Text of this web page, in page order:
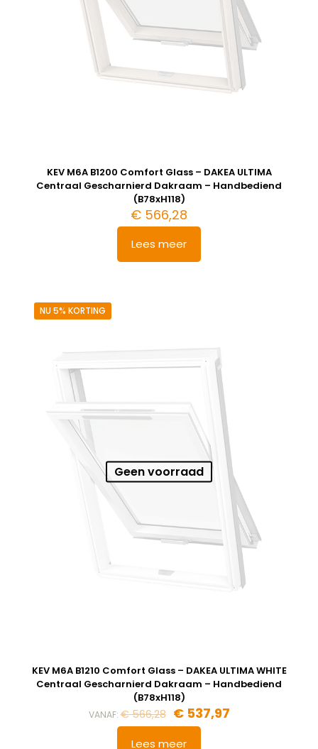
KEV M6A B1200 Comfort Glass – DAKEA ULTIMA
Centraal Gescharnierd Dakraam – Handbediend
(B78xH118)
€ 566,28
Lees meer
NU 5% KORTING
Geen voorraad
KEV M6A B1210 Comfort Glass – DAKEA ULTIMA WHITE
Centraal Gescharnierd Dakraam – Handbediend
(B78xH118)
VANAF:€566,28 €537,97
Lees meer